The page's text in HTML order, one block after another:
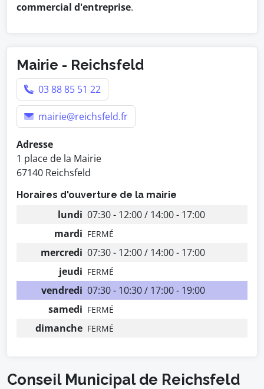
commercial d'entreprise.
Mairie - Reichsfeld
03 88 85 51 22
mairie@reichsfeld.fr
Adresse
1 place de la Mairie
67140 Reichsfeld
Horaires d'ouverture de la mairie
lundi 07:30 - 12:00 / 14:00 - 17:00
mardi FERMÉ
mercredi 07:30 - 12:00 / 14:00 - 17:00
jeudi FERMÉ
vendredi 07:30 - 10:30 / 17:00 - 19:00
samedi FERMÉ
dimanche FERMÉ
Conseil Municipal de Reichsfeld